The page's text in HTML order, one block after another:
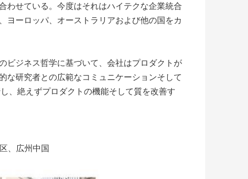
わせている。今度はそれはハイテクな企業統合
ヨーロッパ、オーストラリアおよび他の国をカ
ビジネス哲学に基づいて、会社はプロダクトが
な研究者との広範なコミュニケーションそして
、絶えずプロダクトの機能そして質を改善す
、広州中国